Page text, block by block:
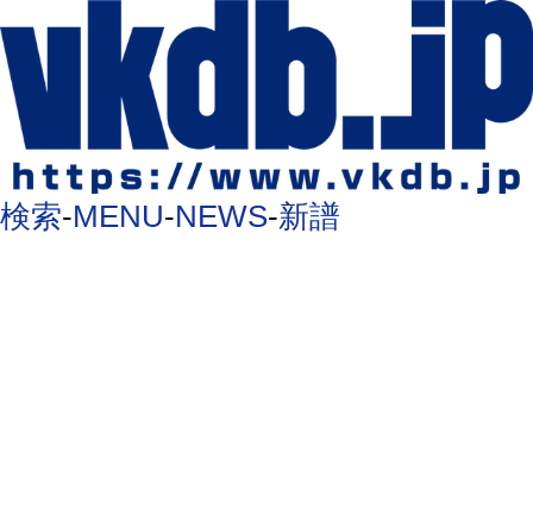
検索-MENU-NEWS-新譜